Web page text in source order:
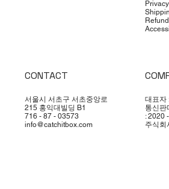
CONTACT
서울시 서초구 서초중앙로
215 홍익대빌딩 B1
716 - 87 - 03573
info@catchitbox.com
대표자
통신판
: 2020
주식회